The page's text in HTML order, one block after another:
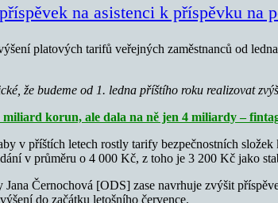
na asistenci k příspěvku na
platových tarifů veřejných zaměstnanců od
že budeme od 1. ledna příštího roku realizovat
korun, ale dala na ně jen 4 miliardy –
v příštích letech rostly tarify bezpečnostních
v průměru o 4 000 Kč, z toho je 3 200 Kč jako
Černochová [ODS] zase navrhuje zvýšit
do začátku letošního července.